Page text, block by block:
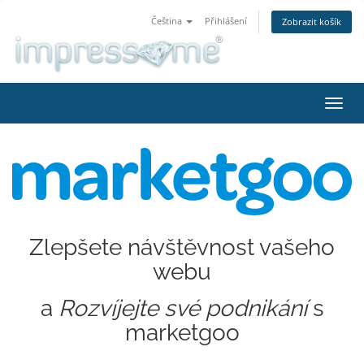
Čeština Přihlášení Zobrazit košík
Zlepšete návštěvnost vašeho
webu
a Rozvíjejte své podnikánís
marketgoo